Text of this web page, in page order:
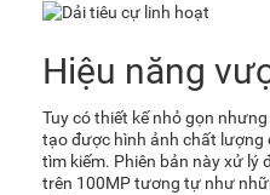
Hiệu năng
Tuy có thiết kế nhỏ gọn nhưng
tạo được hình ảnh chất lượng
tìm kiếm. Phiên bản này xử lý
trên 100MP tương tự như